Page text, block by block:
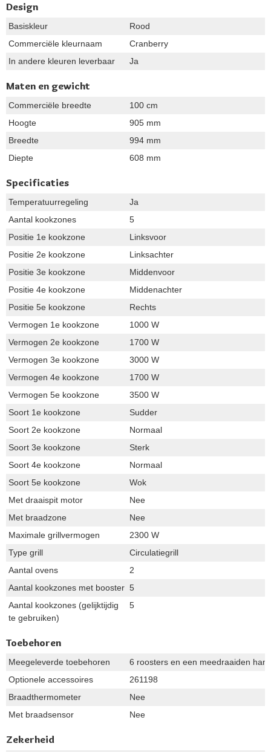
Design
Basiskleur
Rood
Commerciële kleurnaam
Cranberry
In andere kleuren leverbaar
Ja
Maten en gewicht
Commerciële breedte
100 cm
Hoogte
905 mm
Breedte
994 mm
Diepte
608 mm
Specificaties
Temperatuurregeling
Ja
Aantal kookzones
5
Positie 1e kookzone
Linksvoor
Positie 2e kookzone
Linksachter
Positie 3e kookzone
Middenvoor
Positie 4e kookzone
Middenachter
Positie 5e kookzone
Rechts
Vermogen 1e kookzone
1000 W
Vermogen 2e kookzone
1700 W
Vermogen 3e kookzone
3000 W
Vermogen 4e kookzone
1700 W
Vermogen 5e kookzone
3500 W
Soort 1e kookzone
Sudder
Soort 2e kookzone
Normaal
Soort 3e kookzone
Sterk
Soort 4e kookzone
Normaal
Soort 5e kookzone
Wok
Met draaispit motor
Nee
Met braadzone
Nee
Maximale grillvermogen
2300 W
Type grill
Circulatiegrill
Aantal ovens
2
Aantal kookzones met booster 5
Aantal kookzones (gelijktijdig
te gebruiken)
5
Toebehoren
Meegeleverde toebehoren
6 roosters en een meedraaiden
Optionele accessoires
261198
Braadthermometer
Nee
Met braadsensor
Nee
Zekerheid